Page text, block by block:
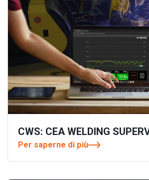
CWS: CEA WELDING
Per saperne di più